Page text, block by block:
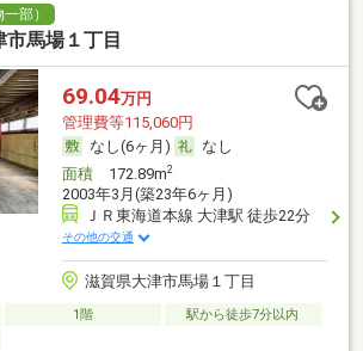
部）
市馬場１丁目
69.04万円
管理費等115,060円
なし(6ヶ月)
なし
面積172.89m2
2003年3月(築23年6ヶ月)
ＪＲ東海道本線 大津駅 徒歩22分
その他の交通
滋賀県大津市馬場１丁目
1階
駅から徒歩7分以内